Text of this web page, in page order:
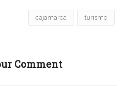
cajamarca turismo
Comment